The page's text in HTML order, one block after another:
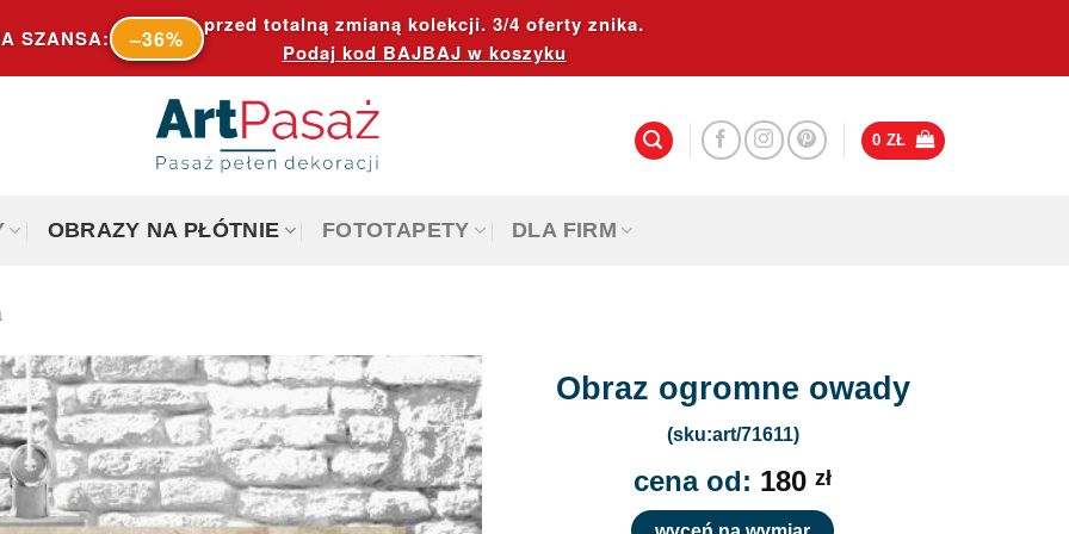
SZANSA: –36%
przed totalną zmianą kolekcji. 3/4 oferty znika.
Podaj kod BAJBAJ w koszyku
0 ZŁ
OBRAZY NA PŁÓTNIE FOTOTAPETY DLA FIRM
Obraz ogromne owady
(sku:art/71611)
cena od: 180 zł